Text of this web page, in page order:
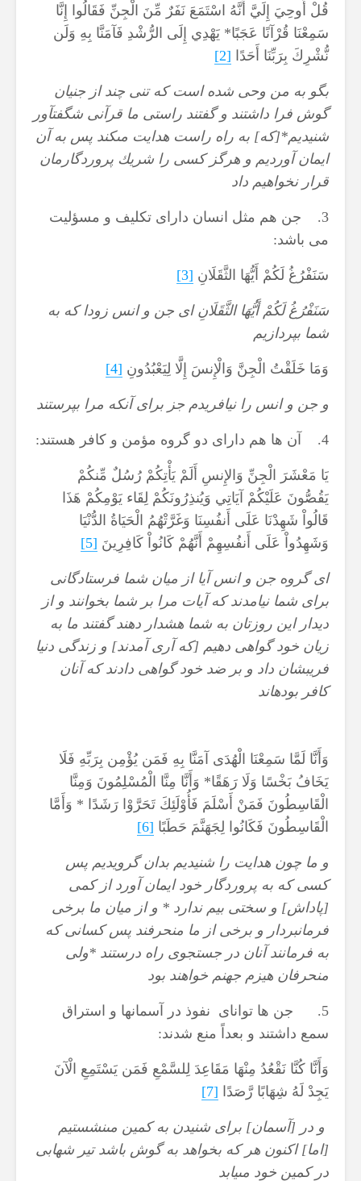
قُلْ أُوحِيَ إِلَيَّ أَنَّهُ اسْتَمَعَ نَفَرٌ مِّنَ الْجِنِّ فَقَالُوا إِنَّا
سَمِعْنَا قُرْآنًا عَجَبًا* يَهْدِي إِلَى الرُّشْدِ فَآمَنَّا بِهِ وَلَن
نُّشْرِكَ بِرَبِّنَا أَحَدًا [2]
بگو به من وحى شده است كه تنى چند از جنيان
گوش فرا داشتند و گفتند راستى ما قرآنى شگفت‏آور
شنيديم*[كه] به راه راست هدايت مى‏كند پس به آن
ايمان آورديم و هرگز كسى را شريك پروردگارمان
قرار نخواهيم داد
3. جن هم مثل انسان دارای تکلیف و مسؤلیت
می باشد:
سَنَفْرُغُ لَكُمْ أَيُّهَا الثَّقَلَانِ [3]
سَنَفْرُغُ لَكُمْ أَيُّهَا الثَّقَلَانِ اى جن و انس زودا كه به
شما بپردازيم
وَمَا خَلَقْتُ الْجِنَّ وَالْإِنسَ إِلَّا لِيَعْبُدُونِ [4]
و جن و انس را نيافريدم جز براى آنكه مرا بپرستند
4. آن ها هم دارای دو گروه مؤمن و کافر هستند:
يَا مَعْشَرَ الْجِنِّ وَالإِنسِ أَلَمْ يَأْتِكُمْ رُسُلٌ مِّنكُمْ
يَقُصُّونَ عَلَيْكُمْ آيَاتِي وَيُنذِرُونَكُمْ لِقَاء يَوْمِكُمْ هَذَا
قَالُواْ شَهِدْنَا عَلَى أَنفُسِنَا وَغَرَّتْهُمُ الْحَيَاةُ الدُّنْيَا
وَشَهِدُواْ عَلَى أَنفُسِهِمْ أَنَّهُمْ كَانُواْ كَافِرِينَ [5]
اى گروه جن و انس آيا از ميان شما فرستادگانى
براى شما نيامدند كه آيات مرا بر شما بخوانند و از
ديدار اين روزتان به شما هشدار دهند گفتند ما به
زيان خود گواهى دهيم [كه آرى آمدند] و زندگى دنيا
فريبشان داد و بر ضد خود گواهى دادند كه آنان
كافر بوده‏اند
وَأَنَّا لَمَّا سَمِعْنَا الْهُدَى آمَنَّا بِهِ فَمَن يُؤْمِن بِرَبِّهِ فَلَا
يَخَافُ بَخْسًا وَلَا رَهَقًا* وَأَنَّا مِنَّا الْمُسْلِمُونَ وَمِنَّا
الْقَاسِطُونَ فَمَنْ أَسْلَمَ فَأُوْلَئِكَ تَحَرَّوْا رَشَدًا * وَأَمَّا
الْقَاسِطُونَ فَكَانُوا لِجَهَنَّمَ حَطَبًا [6]
و ما چون هدايت را شنيديم بدان گرويديم پس
كسى كه به پروردگار خود ايمان آورد از كمى
[پاداش] و سختى بيم ندارد * و از ميان ما برخى
فرمانبردار و برخى از ما منحرفند پس كسانى كه
به فرمانند آنان در جستجوى راه درستند *ولى
منحرفان هيزم جهنم خواهند بود
5. جن ها توانای نفوذ در آسمان‏ها و استراق
سمع داشتند و بعداً منع شدند:
وَأَنَّا كُنَّا نَقْعُدُ مِنْهَا مَقَاعِدَ لِلسَّمْعِ فَمَن يَسْتَمِعِ الْآنَ
يَجِدْ لَهُ شِهَابًا رَّصَدًا [7]
و در [آسمان] براى شنيدن به كمين مى‏نشستيم
[اما] اكنون هر كه بخواهد به گوش باشد تير شهابى
در كمين خود مى‏يابد